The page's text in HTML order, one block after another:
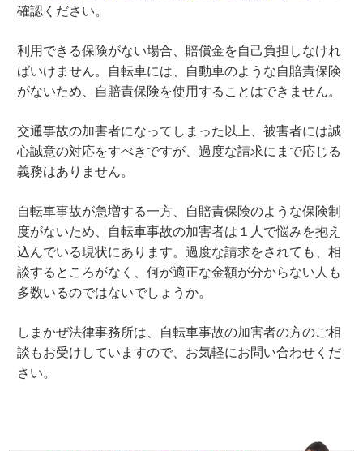
確認ください。
利用できる保険がない場合、賠償金を自己負担しなけれ
ばいけません。自転車には、自動車のような自賠責保険
がないため、自賠責保険を使用することはできません。
交通事故の加害者になってしまった以上、被害者には誠
心誠意の対応をすべきですが、過度な請求にまで応じる
義務はありません。
自転車事故が急増する一方、自賠責保険のような保険制
度がないため、自転車事故の加害者は１人で悩みを抱え
込んでいる現状にあります。過度な請求をされても、相
談するところがなく、何が適正な金額が分からない人も
多数いるのではないでしょうか。
しまかぜ法律事務所は、自転車事故の加害者の方のご相
談もお受けしていますので、お気軽にお問い合わせくだ
さい。